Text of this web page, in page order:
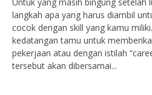
langkah apa yang harus diambil
cocok dengan skill yang kamu
kedatangan tamu untuk
pekerjaan atau dengan istilah
tersebut akan dibersamai...